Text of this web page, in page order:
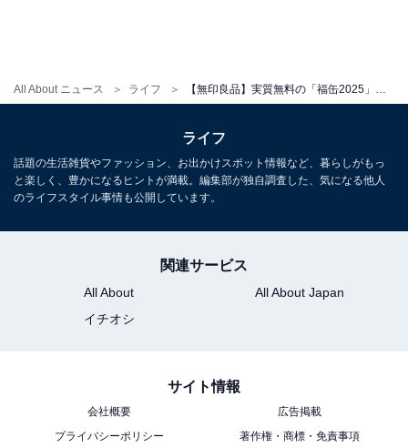
All About ニュース ライフ
例年11月ごろに開始する抽選、ぜひチェックして
ちなみに、抽選倍率は公式の発表はありません。もちろ
がありますが、確実に手に入れるのは容易ではないとい
ライフ
話題の生活雑貨やファッション、お出かけスポット情報など、暮らしがもっ
と楽しく、豊かになるヒントが満載。編集部が独自調査した、気になる他人
のライフスタイル事情も公開しています。
関連サービス
All About
All About Japan
イチオシ
サイト情報
会社概要
広告掲載
プライバシーポリシー
著作権・商標・免責事項